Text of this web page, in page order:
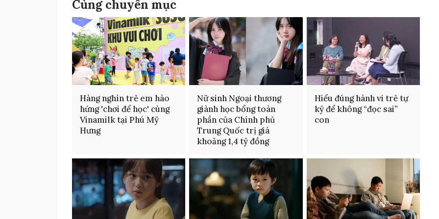
Cùng chuyên mục
Hàng nghìn trẻ em hào
hứng 'chơi để học' cùng
Vinamilk tại Phú Mỹ
Hưng
Nữ sinh Ngoại thương
giành học bổng toàn
phần của Chính phủ
Trung Quốc trị giá
khoảng 1,4 tỷ đồng
Hiểu đúng hành vi trẻ tự
kỷ để không “đọc sai”
con